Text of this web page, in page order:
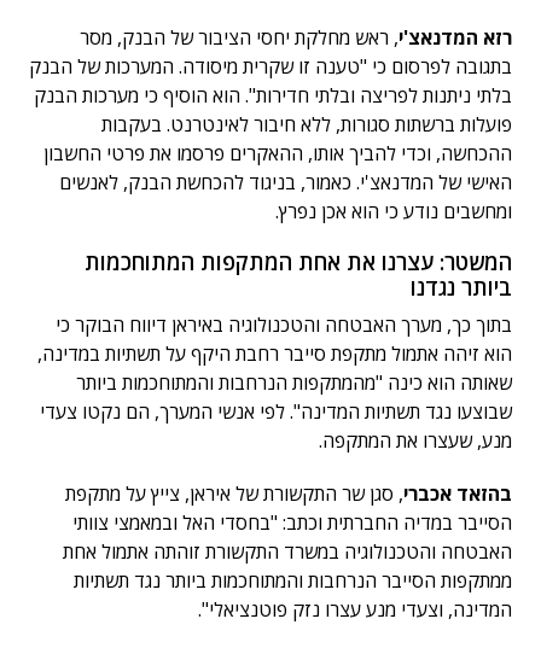
רזא המדנאצ'י, ראש מחלקת יחסי הציבור של הבנק, מסר
בתגובה לפרסום כי "טענה זו שקרית מיסודה. המערכות של הבנק
בלתי ניתנות לפריצה ובלתי חדירות". הוא הוסיף כי מערכות הבנק
פועלות ברשתות סגורות, ללא חיבור לאינטרנט. בעקבות
ההכחשה, וכדי להביך אותו, ההאקרים פרסמו את פרטי החשבון
האישי של המדנאצ'י. כאמור, בניגוד להכחשת הבנק, לאנשים
ומחשבים נודע כי הוא אכן נפרץ.
המשטר: עצרנו את אחת המתקפות המתוחכמות
ביותר נגדנו
בתוך כך, מערך האבטחה והטכנולוגיה באיראן דיווח הבוקר כי
הוא זיהה אתמול מתקפת סייבר רחבת היקף על תשתיות במדינה,
שאותה הוא כינה "מהמתקפות הנרחבות והמתוחכמות ביותר
שבוצעו נגד תשתיות המדינה". לפי אנשי המערך, הם נקטו צעדי
מנע, שעצרו את המתקפה.
בהזאד אכברי, סגן שר התקשורת של איראן, צייץ על מתקפת
הסייבר במדיה החברתית וכתב: "בחסדי האל ובמאמצי צוותי
האבטחה והטכנולוגיה במשרד התקשורת זוהתה אתמול אחת
ממתקפות הסייבר הנרחבות והמתוחכמות ביותר נגד תשתיות
המדינה, וצעדי מנע עצרו נזק פוטנציאלי".